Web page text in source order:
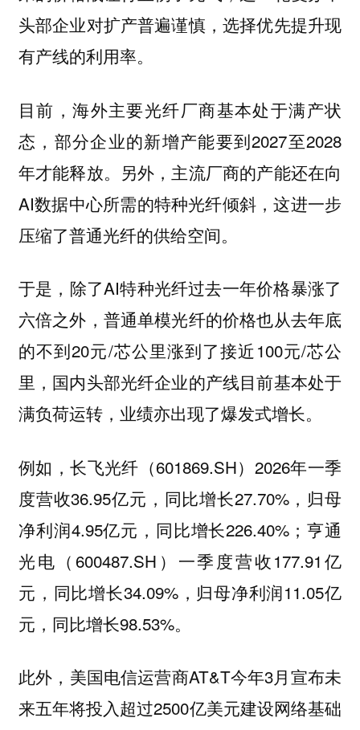
头部企业对扩产普遍谨慎，选择优先提升现
有产线的利用率。
目前，海外主要光纤厂商基本处于满产状
态，部分企业的新增产能要到2027至2028
年才能释放。另外，主流厂商的产能还在向
AI数据中心所需的特种光纤倾斜，这进一步
压缩了普通光纤的供给空间。
于是，除了AI特种光纤过去一年价格暴涨了
六倍之外，普通单模光纤的价格也从去年底
的不到20元/芯公里涨到了接近100元/芯公
里，国内头部光纤企业的产线目前基本处于
满负荷运转，业绩亦出现了爆发式增长。
例如，长飞光纤（601869.SH）2026年一季
度营收36.95亿元，同比增长27.70%，归母
净利润4.95亿元，同比增长226.40%；亨通
光电（600487.SH）一季度营收177.91亿
元，同比增长34.09%，归母净利润11.05亿
元，同比增长98.53%。
此外，美国电信运营商AT&T今年3月宣布未
来五年将投入超过2500亿美元建设网络基础